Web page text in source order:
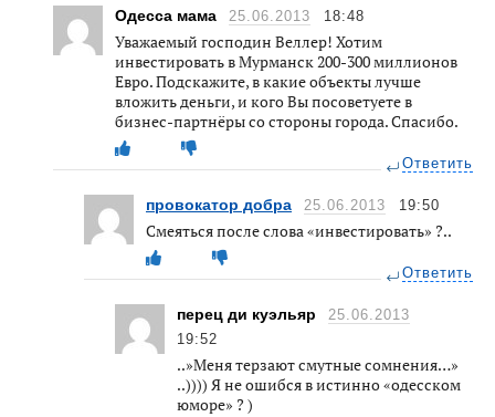
Одесса мама 25.06.2013 18:48
Уважаемый господин Веллер! Хотим
инвестировать в Мурманск 200-300 миллионов
Евро. Подскажите, в какие объекты лучше
вложить деньги, и кого Вы посоветуете в
бизнес-партнёры со стороны города. Спасибо.
Ответить
провокатор добра 25.06.2013 19:50
Смеяться после слова «инвестировать» ?..
Ответить
перец ди куэльяр
25.06.2013
19:52
..»Меня терзают смутные сомнения…»
..)))) Я не ошибся в истинно «одесском
юморе» ? )